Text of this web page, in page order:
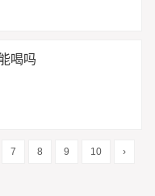
喝吗
7 8 9 10 ›